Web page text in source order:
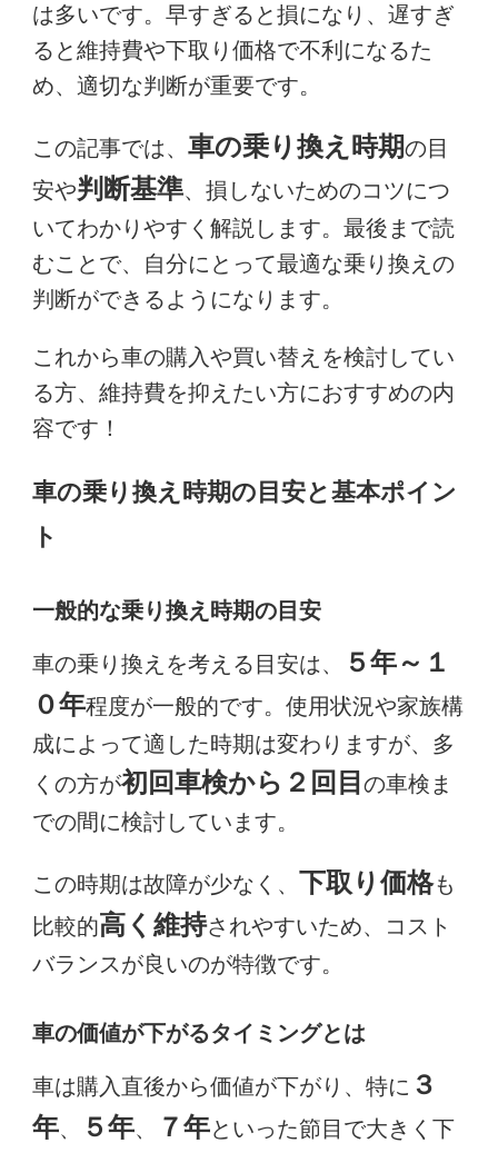
は多いです。早すぎると損になり、遅すぎ
ると維持費や下取り価格で不利になるた
め、適切な判断が重要です。
この記事では、 車の乗り換え時期の目
安や判断基準、損しないためのコツにつ
いてわかりやすく解説します。最後まで読
むことで、自分にとって最適な乗り換えの
判断ができるようになります。
これから車の購入や買い替えを検討してい
る方、維持費を抑えたい方におすすめの内
容です！
車の乗り換え時期の目安と基本ポイン
ト
一般的な乗り換え時期の目安
車の乗り換えを考える目安は、
５年～１
０年程度が一般的です。使用状況や家族構
成によって適した時期は変わりますが、多
くの方が初回車検から２回目 の車検ま
での間に検討しています。
この時期は故障が少なく、 下取り価格も
比較的高く維持されやすいため、コスト
バランスが良いのが特徴です。
車の価値が下がるタイミングとは
車は購入直後から価値が下がり、特に ３
年、 ５年、 ７年といった節目で大きく下